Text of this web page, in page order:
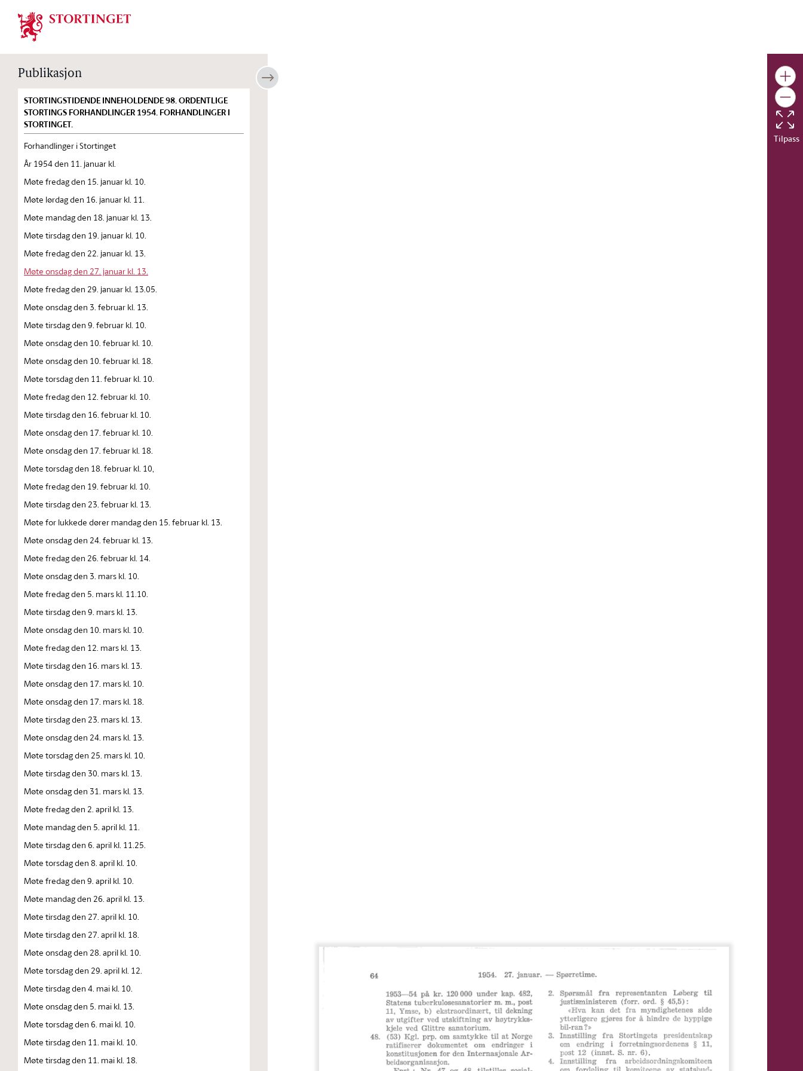
Stortinget.no
Publikasjon
STORTINGSTIDENDE INNEHOLDENDE 98. ORDENTLIGE
STORTINGS FORHANDLINGER 1954. FORHANDLINGER I
STORTINGET.
Forhandlinger i Stortinget
År 1954 den 11. januar kl.
Møte fredag den 15. januar kl. 10.
Møte lørdag den 16. januar kl. 11.
Møte mandag den 18. januar kl. 13.
Møte tirsdag den 19. januar kl. 10.
Møte fredag den 22. januar kl. 13.
Møte onsdag den 27. januar kl. 13.
Møte fredag den 29. januar kl. 13.05.
Møte onsdag den 3. februar kl. 13.
Møte tirsdag den 9. februar kl. 10.
Møte onsdag den 10. februar kl. 10.
Møte onsdag den 10. februar kl. 18.
Møte torsdag den 11. februar kl. 10.
Møte fredag den 12. februar kl. 10.
Møte tirsdag den 16. februar kl. 10.
Møte onsdag den 17. februar kl. 10.
Møte onsdag den 17. februar kl. 18.
Møte torsdag den 18. februar kl. 10,
Møte fredag den 19. februar kl. 10.
Møte tirsdag den 23. februar kl. 13.
Møte for lukkede dører mandag den 15. februar kl. 13.
Møte onsdag den 24. februar kl. 13.
Møte fredag den 26. februar kl. 14.
Møte onsdag den 3. mars kl. 10.
Møte fredag den 5. mars kl. 11.10.
Møte tirsdag den 9. mars kl. 13.
Møte onsdag den 10. mars kl. 10.
Møte fredag den 12. mars kl. 13.
Møte tirsdag den 16. mars kl. 13.
Møte onsdag den 17. mars kl. 10.
Møte onsdag den 17. mars kl. 18.
Møte tirsdag den 23. mars kl. 13.
Møte onsdag den 24. mars kl. 13.
Møte torsdag den 25. mars kl. 10.
Møte tirsdag den 30. mars kl. 13.
Møte onsdag den 31. mars kl. 13.
Møte fredag den 2. april kl. 13.
Møte mandag den 5. april kl. 11.
Møte tirsdag den 6. april kl. 11.25.
Møte torsdag den 8. april kl. 10.
Møte fredag den 9. april kl. 10.
Møte mandag den 26. april kl. 13.
Møte tirsdag den 27. april kl. 10.
Møte tirsdag den 27. april kl. 18.
Møte onsdag den 28. april kl. 10.
Møte torsdag den 29. april kl. 12.
Møte tirsdag den 4. mai kl. 10.
Møte onsdag den 5. mai kl. 13.
Møte torsdag den 6. mai kl. 10.
Møte tirsdag den 11. mai kl. 10.
Møte tirsdag den 11. mai kl. 18.